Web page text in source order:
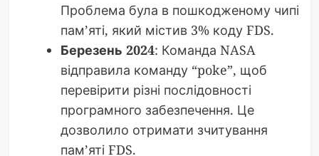
Проблема була в пошкодженому чипі
пам’яті, який містив 3% коду FDS.
Березень 2024: Команда NASA
відправила команду “poke”, щоб
перевірити різні послідовності
програмного забезпечення. Це
дозволило отримати зчитування
пам’яті FDS.